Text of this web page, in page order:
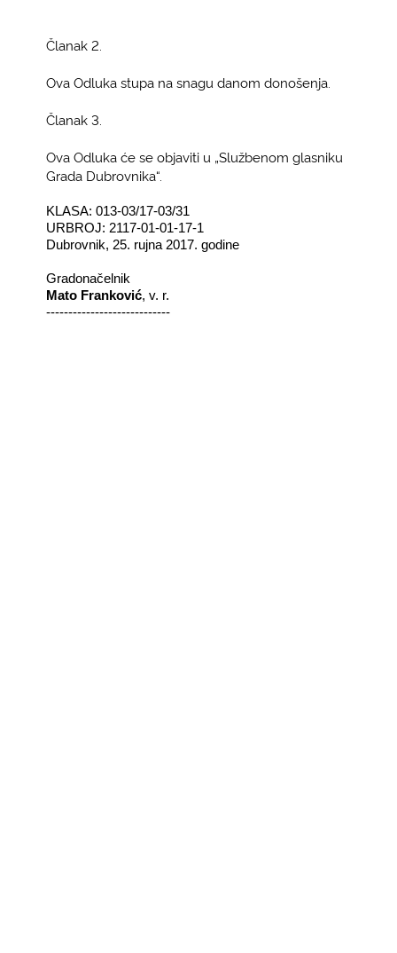
Članak 2.
Ova Odluka stupa na snagu danom donošenja.
Članak 3.
Ova Odluka će se objaviti u „Službenom glasniku
Grada Dubrovnika“.
KLASA: 013-03/17-03/31
URBROJ: 2117-01-01-17-1
Dubrovnik, 25. rujna 2017. godine
Gradonačelnik
Mato Franković, v. r.
----------------------------